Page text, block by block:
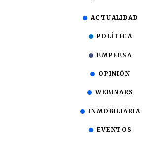
ACTUALIDAD
POLÍTICA
EMPRESA
OPINIÓN
WEBINARS
INMOBILIARIA
EVENTOS